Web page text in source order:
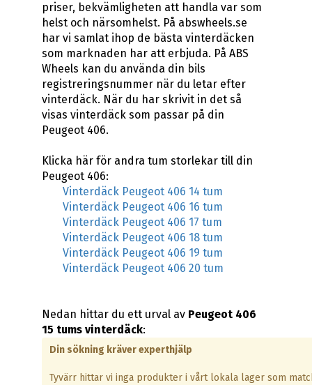
priser, bekvämligheten att handla var som
helst och närsomhelst. På abswheels.se
har vi samlat ihop de bästa vinterdäcken
som marknaden har att erbjuda. På ABS
Wheels kan du använda din bils
registreringsnummer när du letar efter
vinterdäck. När du har skrivit in det så
visas vinterdäck som passar på din
Peugeot 406.
Klicka här för andra tum storlekar till din
Peugeot 406:
Vinterdäck Peugeot 406 14 tum
Vinterdäck Peugeot 406 16 tum
Vinterdäck Peugeot 406 17 tum
Vinterdäck Peugeot 406 18 tum
Vinterdäck Peugeot 406 19 tum
Vinterdäck Peugeot 406 20 tum
Nedan hittar du ett urval av Peugeot 406
15 tums vinterdäck:
Din sökning kräver experthjälp
Tyvärr hittar vi inga produkter i vårt lokala lager som